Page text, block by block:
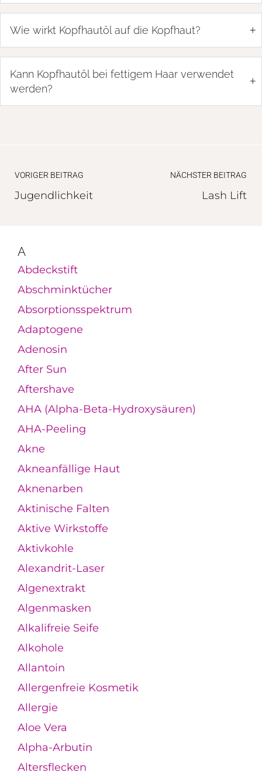
Wie wirkt Kopfhautöl auf die Kopfhaut? +
Kann Kopfhautöl bei fettigem Haar verwendet
werden?
+
VORIGER BEITRAG
Jugendlichkeit
NÄCHSTER BEITRAG
Lash Lift
A
Abdeckstift
Abschminktücher
Absorptionsspektrum
Adaptogene
Adenosin
After Sun
Aftershave
AHA (Alpha-Beta-Hydroxysäuren)
AHA-Peeling
Akne
Akneanfällige Haut
Aknenarben
Aktinische Falten
Aktive Wirkstoffe
Aktivkohle
Alexandrit-Laser
Algenextrakt
Algenmasken
Alkalifreie Seife
Alkohole
Allantoin
Allergenfreie Kosmetik
Allergie
Aloe Vera
Alpha-Arbutin
Altersflecken